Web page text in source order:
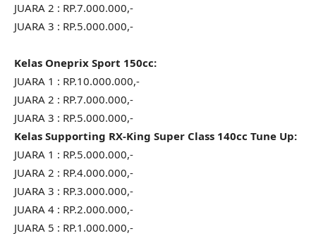
JUARA 2 : RP.7.000.000,-
JUARA 3 : RP.5.000.000,-
Kelas Oneprix Sport 150cc:
JUARA 1 : RP.10.000.000,-
JUARA 2 : RP.7.000.000,-
JUARA 3 : RP.5.000.000,-
Kelas Supporting RX-King Super Class 140cc Tune Up:
JUARA 1 : RP.5.000.000,-
JUARA 2 : RP.4.000.000,-
JUARA 3 : RP.3.000.000,-
JUARA 4 : RP.2.000.000,-
JUARA 5 : RP.1.000.000,-